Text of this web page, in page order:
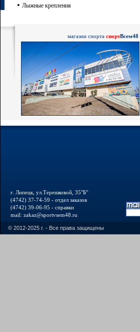
• Лыжные крепления
магазин спорта спортВсем48
г. Липецк, ул.Терешковой, 35"Б"
(4742) 37-74-59 - отдел заказов
(4742) 39-06-95 - справки
mail: zakaz@sportvsem48.ru
© 2012-2025 г. - Все права защищены